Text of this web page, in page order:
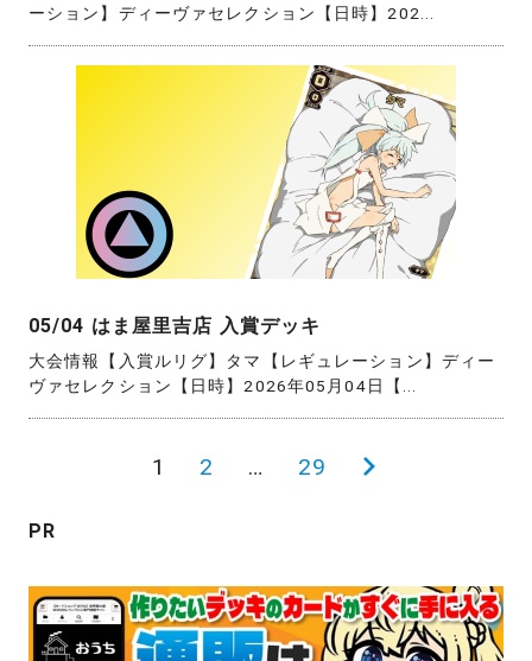
ーション】ディーヴァセレクション【日時】202...
05/04 はま屋里吉店 入賞デッキ
大会情報【入賞ルリグ】タマ【レギュレーション】ディー
ヴァセレクション【日時】2026年05月04日【...
の
ペ
ー
1 2 … 29
次
ー
ジ
PR